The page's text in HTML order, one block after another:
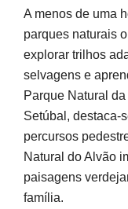
A menos de uma
parques naturais
explorar trilhos
selvagens e
Parque Natural
Setúbal, destaca-
percursos
Natural do Alvão
paisagens
família.